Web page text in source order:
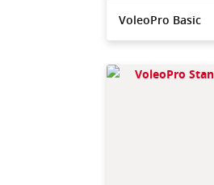
VoleoPro Basic